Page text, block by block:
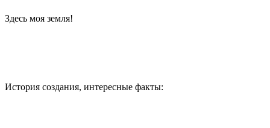
Здесь моя земля!
История создания, интересные факты: